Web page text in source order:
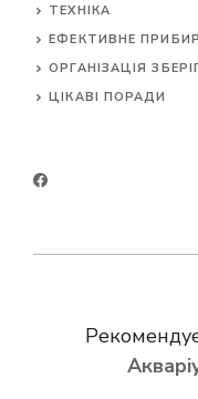
ТЕХНІКА
ЕФЕКТИВНЕ
ОРГАНІЗАЦІЯ
ЦІКАВІ ПОРАДИ